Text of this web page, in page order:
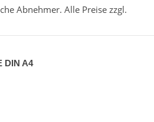
Abnehmer. Alle Preise zzgl.
DIN A4